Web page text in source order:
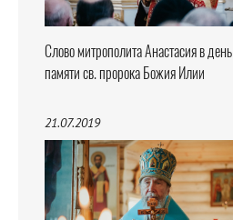
Слово митрополита Анастасия в день
памяти св. пророка Божия Илии
21.07.2019